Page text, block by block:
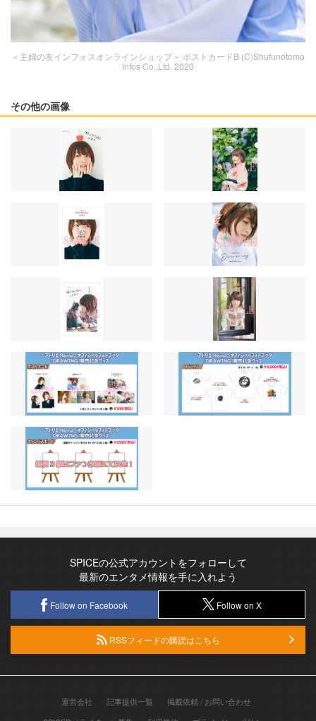
＜主婦の友インフォスオンラインショップ＞ ポストカードB (C)Shufunotomo
Infos Co.,Ltd. 2020
その他の画像
SPICEの公式アカウントをフォローして
最新のエンタメ情報を手に入れよう
Follow on Facebook Follow on X
RSSフィードの購読はこちら
運営会社 記事提供一覧
掲載依頼 / お問い合わせ